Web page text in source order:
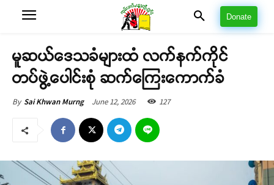
Donate
မူဆယ်ဒေသခံများထံ လက်နက်ကိုင်
တပ်ဖွဲ့ပေါင်းစုံ ဆက်ကြေးကောက်ခံ
By Sai Khwan Murng June 12, 2026 127